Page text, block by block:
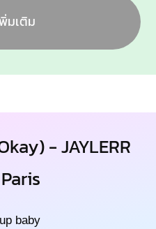
มเติม
- JAYLERR
baby